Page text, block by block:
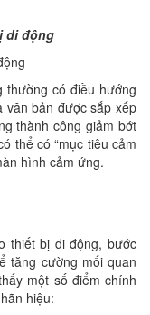
di động
thường có điều hướng
văn bản được sắp xếp
thành công giảm bớt
thể có “mục tiêu cảm
hình cảm ứng.
thiết bị di động, bước
tăng cường mối quan
một số điểm chính
hiệu: